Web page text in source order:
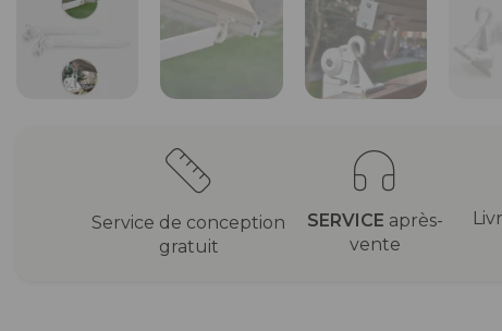
Service de conception
gratuit
SERVICE après-
vente